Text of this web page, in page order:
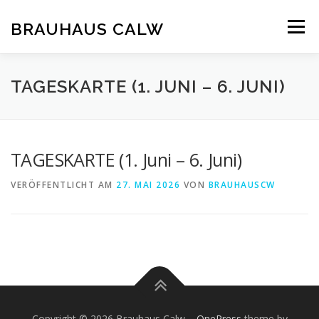
springen
BRAUHAUS CALW Menü
TAGESKARTE (1. JUNI – 6. JUNI)
TAGESKARTE (1. Juni – 6. Juni)
VERÖFFENTLICHT AM 27. MAI 2026 VON BRAUHAUSCW